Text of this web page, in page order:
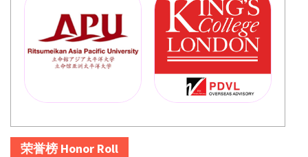
荣誉榜 Honor Roll